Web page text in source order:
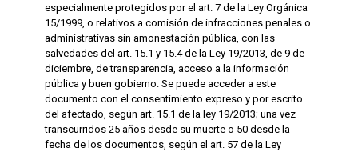
especialmente protegidos por el art. 7 de la Ley Orgánica
15/1999, o relativos a comisión de infracciones penales o
administrativas sin amonestación pública, con las
salvedades del art. 15.1 y 15.4 de la Ley 19/2013, de 9 de
diciembre, de transparencia, acceso a la información
pública y buen gobierno. Se puede acceder a este
documento con el consentimiento expreso y por escrito
del afectado, según art. 15.1 de la ley 19/2013; una vez
transcurridos 25 años desde su muerte o 50 desde la
fecha de los documentos, según el art. 57 de la Ley